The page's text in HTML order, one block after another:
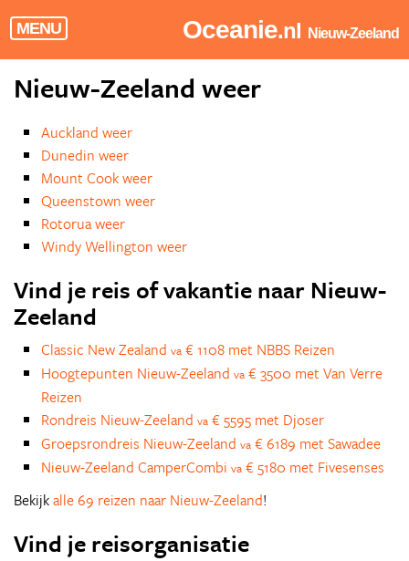
MENU Oceanie.nl Nieuw-Zeeland
Nieuw-Zeeland weer
Auckland weer
Dunedin weer
Mount Cook weer
Queenstown weer
Rotorua weer
Windy Wellington weer
Vind je reis of vakantie naar Nieuw-
Zeeland
Classic New Zealand va € 1108 met NBBS Reizen
Hoogtepunten Nieuw-Zeeland va € 3500 met Van Verre
Reizen
Rondreis Nieuw-Zeeland va € 5595 met Djoser
Groepsrondreis Nieuw-Zeeland va € 6189 met Sawadee
Nieuw-Zeeland CamperCombi va € 5180 met Fivesenses
Bekijkalle 69 reizen naar Nieuw-Zeeland!
Vind je reisorganisatie